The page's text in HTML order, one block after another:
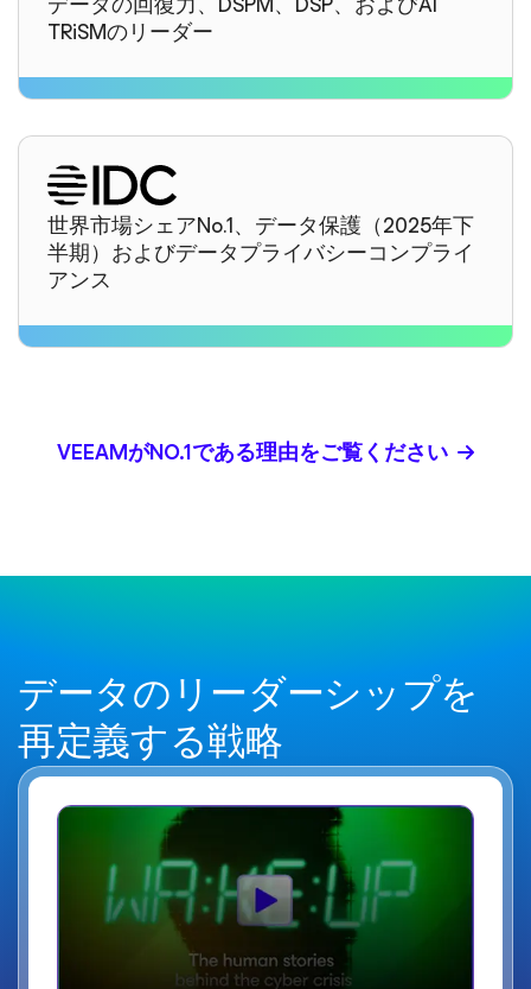
TRiSMのリーダー
世界市場シェアNo.1、データ保護（2025年下
半期）およびデータプライバシーコンプライ
アンス
VEEAMがNO.1である理由をご覧ください
データのリーダーシップを
再定義する戦略